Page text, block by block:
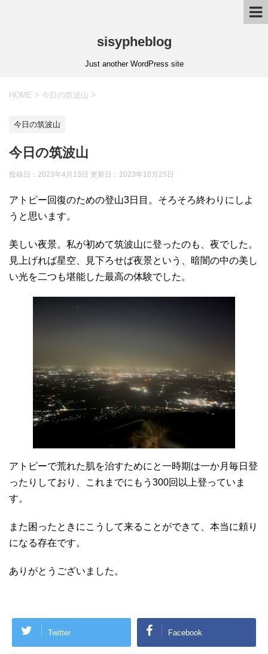
sisypheblog
Just another WordPress site
HOME > 今日の筑波山 >
今日の筑波山
今日の筑波山
投稿日：2023年4月13日 更新日： 2023年10月25日
アトピー回復のための登山3日目。そろそろ終わりにしよ
うと思います。
美しい夜景。私が初めて筑波山に登ったのも、夜でした。
見上げれば星空、見下ろせば夜景という、暗闇の中の美し
い光を二つも堪能した最高の体験でした。
アトピーで荒れた肌を治すためにと一時期は一か月毎日登
ったりしており、これまでにもう300回以上登っていま
す。
また困ったときにこうして来ることができて、本当に頼り
になる存在です。
ありがとうございました。
Twitter Facebook